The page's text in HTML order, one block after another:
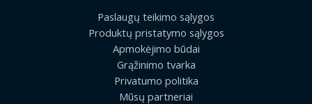
Paslaugų teikimo sąlygos
Produktų pristatymo sąlygos
Apmokėjimo būdai
Grąžinimo tvarka
Privatumo politika
Mūsų partneriai